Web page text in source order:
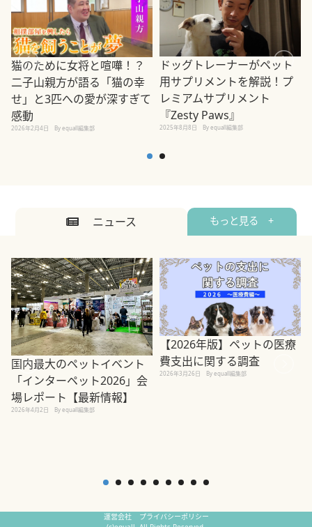
猫のために女将と喧嘩！？
二子山親方が語る「猫の幸
せ」と3匹への愛が深すぎて
感動
2026年2月4日 By equall編集部
ドッグトレーナーがペット
用サプリメントを解説！プ
レミアムサプリメント
『Zesty Paws』
2025年8月8日 By equall編集部
ニュース もっと見る +
国内最大のペットイベント
「インターペット2026」会
場レポート【最新情報】
2026年4月2日 By equall編集部
【2026年版】ペットの医療
費支出に関する調査
2026年3月26日 By equall編集部
運営会社
プライバシーポリシー